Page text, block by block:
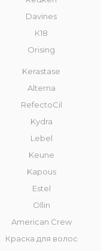
Davines
К18
Orising
Kerastase
Alterna
RefectoCil
Kydra
Lebel
Keune
Kapous
Estel
Ollin
American Crew
Краска для волос